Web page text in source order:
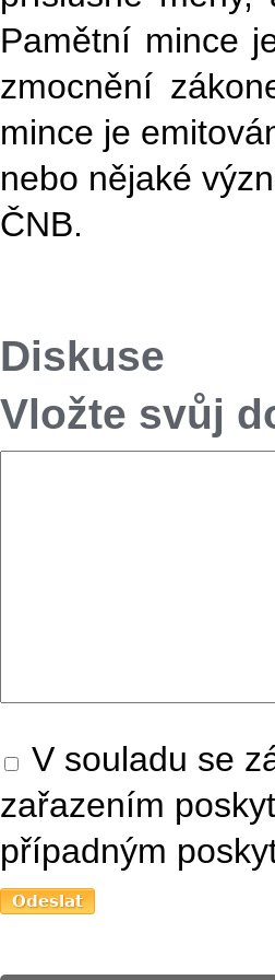
Pamětní mince
zmocnění
mince je
nebo nějaké
ČNB.
Diskuse
Vložte svůj
V souladu se
zařazením
případným